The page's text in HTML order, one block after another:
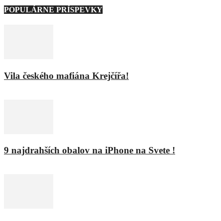
POPULÁRNE PRÍSPEVKY
Vila českého mafiána Krejčířa!
9 najdrahších obalov na iPhone na Svete !